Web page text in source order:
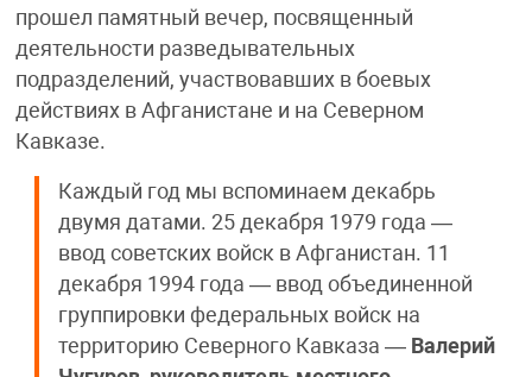
прошел памятный вечер, посвященный
деятельности разведывательных
подразделений, участвовавших в боевых
действиях в Афганистане и на Северном
Кавказе.
Каждый год мы вспоминаем декабрь
двумя датами. 25 декабря 1979 года —
ввод советских войск в Афганистан. 11
декабря 1994 года — ввод объединенной
группировки федеральных войск на
территорию Северного Кавказа — Валерий